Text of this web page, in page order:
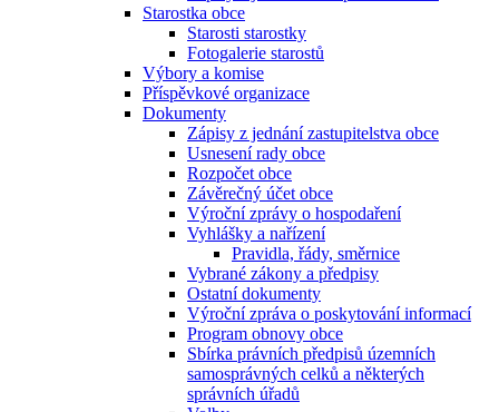
Starostka obce
Starosti starostky
Fotogalerie starostů
Výbory a komise
Příspěvkové organizace
Dokumenty
Zápisy z jednání zastupitelstva obce
Usnesení rady obce
Rozpočet obce
Závěrečný účet obce
Výroční zprávy o hospodaření
Vyhlášky a nařízení
Pravidla, řády, směrnice
Vybrané zákony a předpisy
Ostatní dokumenty
Výroční zpráva o poskytování informací
Program obnovy obce
Sbírka právních předpisů územních
samosprávných celků a některých
správních úřadů